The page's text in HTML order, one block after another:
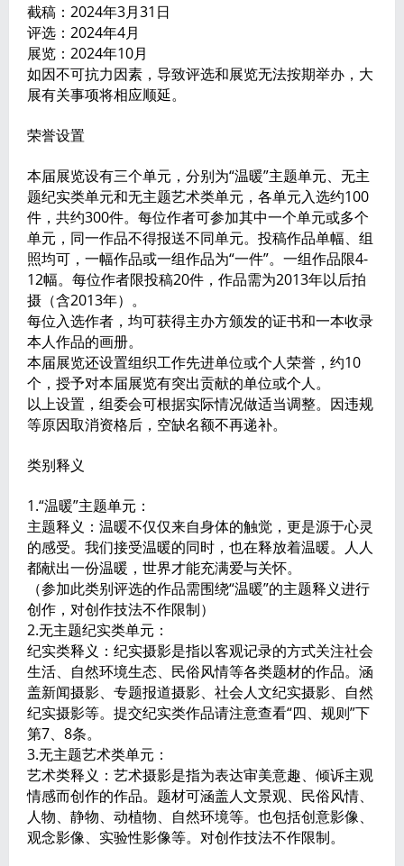
截稿：2024年3月31日
评选：2024年4月
展览：2024年10月
如因不可抗力因素，导致评选和展览无法按期举办，大
展有关事项将相应顺延。
荣誉设置
本届展览设有三个单元，分别为“温暖”主题单元、无主
题纪实类单元和无主题艺术类单元，各单元入选约100
件，共约300件。每位作者可参加其中一个单元或多个
单元，同一作品不得报送不同单元。投稿作品单幅、组
照均可，一幅作品或一组作品为“一件”。一组作品限4-
12幅。每位作者限投稿20件，作品需为2013年以后拍
摄（含2013年）。
每位入选作者，均可获得主办方颁发的证书和一本收录
本人作品的画册。
本届展览还设置组织工作先进单位或个人荣誉，约10
个，授予对本届展览有突出贡献的单位或个人。
以上设置，组委会可根据实际情况做适当调整。因违规
等原因取消资格后，空缺名额不再递补。
类别释义
1.“温暖”主题单元：
主题释义：温暖不仅仅来自身体的触觉，更是源于心灵
的感受。我们接受温暖的同时，也在释放着温暖。人人
都献出一份温暖，世界才能充满爱与关怀。
（参加此类别评选的作品需围绕“温暖”的主题释义进行
创作，对创作技法不作限制）
2.无主题纪实类单元：
纪实类释义：纪实摄影是指以客观记录的方式关注社会
生活、自然环境生态、民俗风情等各类题材的作品。涵
盖新闻摄影、专题报道摄影、社会人文纪实摄影、自然
纪实摄影等。提交纪实类作品请注意查看“四、规则”下
第7、8条。
3.无主题艺术类单元：
艺术类释义：艺术摄影是指为表达审美意趣、倾诉主观
情感而创作的作品。题材可涵盖人文景观、民俗风情、
人物、静物、动植物、自然环境等。也包括创意影像、
观念影像、实验性影像等。对创作技法不作限制。